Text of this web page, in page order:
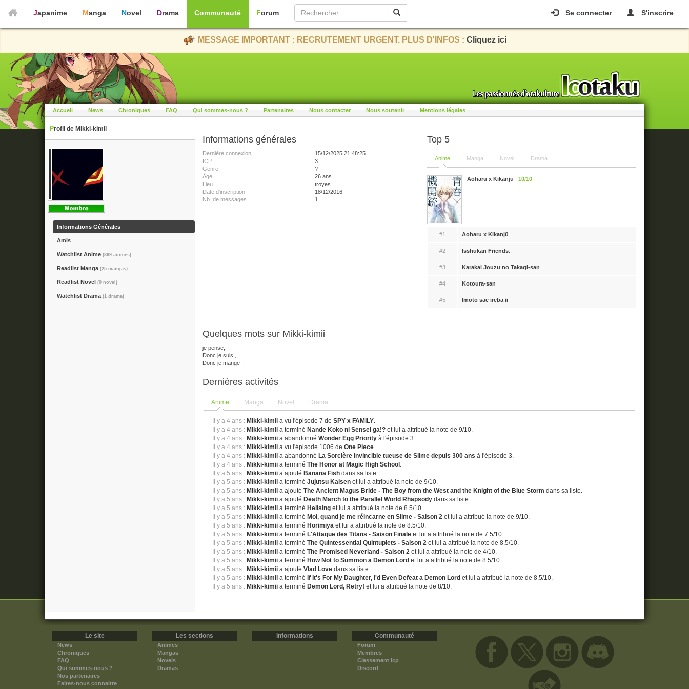
Se connecter S'inscrire
Japanime Manga Novel Drama Communauté Forum
MESSAGE IMPORTANT : RECRUTEMENT URGENT. PLUS D'INFOS : Cliquez ici
Accueil News Chroniques FAQ Qui sommes-nous ? Partenaires Nous contacter Nous soutenir Mentions légales
Profil de Mikki-kimii
Informations Générales
Amis
Watchlist Anime (369 animes)
Readlist Manga (25 mangas)
Readlist Novel (0 novel)
Watchlist Drama (1 drama)
Informations générales
Dernière connexion
15/12/2025 21:48:25
ICP
3
Genre
?
Âge
26 ans
Lieu
troyes
Date d'inscription
18/12/2016
Nb. de messages
1
Top 5
Anime Manga Novel Drama
Aoharu x Kikanjū 10/10
#1 Aoharu x Kikanjū
#2 Isshūkan Friends.
#3 Karakai Jouzu no Takagi-san
#4 Kotoura-san
#5 Imōto sae ireba ii
Quelques mots sur Mikki-kimii
je pense,
Donc je suis ,
Donc je mange !!
Dernières activités
Anime Manga Novel Drama
Il y a 4 ans : Mikki-kimii a vu l'épisode 7 deSPY x FAMILY.
Il y a 4 ans : Mikki-kimii a terminé Nande Koko ni Sensei ga!? et lui a attribué la note de 9/10.
Il y a 4 ans : Mikki-kimii a abandonnéWonder Egg Priority à l'épisode 3.
Il y a 4 ans : Mikki-kimii a vu l'épisode 1006 deOne Piece.
Il y a 4 ans : Mikki-kimii a abandonné La Sorcière invincible tueuse de Slime depuis 300 ans à l'épisode 3.
Il y a 4 ans : Mikki-kimii a terminéThe Honor at Magic High School .
Il y a 5 ans : Mikki-kimii a ajouté Banana Fish dans sa liste.
Il y a 5 ans : Mikki-kimii a terminéJujutsu Kaisen et lui a attribué la note de 9/10.
Il y a 5 ans : Mikki-kimii a ajoutéThe Ancient Magus Bride - The Boy from the West and the Knight of the Blue Storm dans sa liste.
Il y a 5 ans : Mikki-kimii a ajouté Death March to the Parallel World Rhapsody dans sa liste.
Il y a 5 ans : Mikki-kimii a terminé Hellsing et lui a attribué la note de 8.5/10.
Il y a 5 ans : Mikki-kimii a terminé Moi, quand je me réincarne en Slime - Saison 2 et lui a attribué la note de 9/10.
Il y a 5 ans : Mikki-kimii a terminé Horimiya et lui a attribué la note de 8.5/10.
Il y a 5 ans : Mikki-kimii a terminé L'Attaque des Titans - Saison Finale et lui a attribué la note de 7.5/10.
Il y a 5 ans : Mikki-kimii a terminéThe Quintessential Quintuplets - Saison 2 et lui a attribué la note de 8.5/10.
Il y a 5 ans : Mikki-kimii a terminéThe Promised Neverland - Saison 2 et lui a attribué la note de 4/10.
Il y a 5 ans : Mikki-kimii a terminé How Not to Summon a Demon Lord et lui a attribué la note de 8.5/10.
Il y a 5 ans : Mikki-kimii a ajoutéVlad Love dans sa liste.
Il y a 5 ans : Mikki-kimii a terminé If It's For My Daughter, I'd Even Defeat a Demon Lord et lui a attribué la note de 8.5/10.
Il y a 5 ans : Mikki-kimii a terminé Demon Lord, Retry! et lui a attribué la note de 8/10.
Le site
News
Chroniques
FAQ
Qui sommes-nous ?
Nos partenaires
Faites-nous connaitre
Les sections
Animes
Mangas
Novels
Dramas
Informations Communauté
Forum
Membres
Classement Icp
Discord